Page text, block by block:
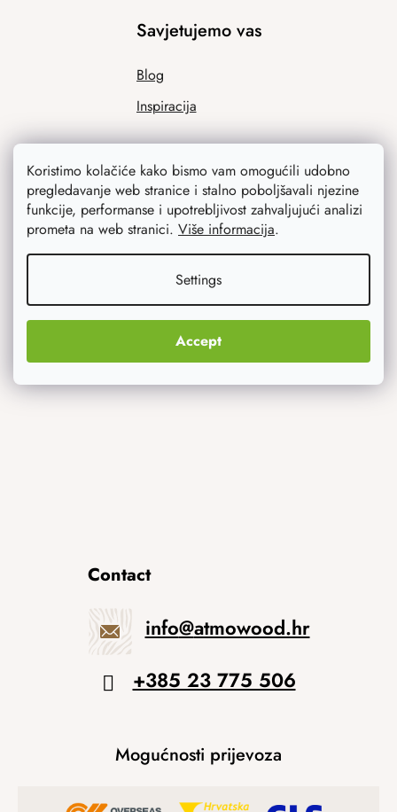
Koristimo kolačiće kako bismo vam omogućili udobno
pregledavanje web stranice i stalno poboljšavali njezine
funkcije, performanse i upotrebljivost zahvaljujući analizi
prometa na web stranici. Više informacija.
Settings
Accept
Savjetujemo vas
Blog
Inspiracija
Ono što vas najviše zanima
Noviteti
Contact
info@atmowood.hr
+385 23 775 506
Mogućnosti prijevoza